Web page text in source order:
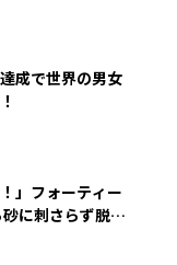
成で世界の男女
」フォーティー
に刺さらず脱出